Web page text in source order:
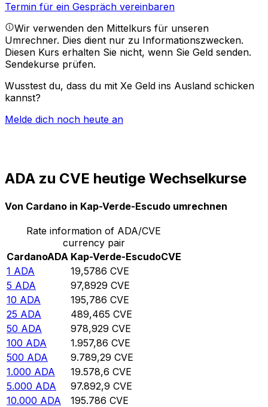
Termin für ein Gespräch vereinbaren
Wir verwenden den Mittelkurs für unseren
Umrechner. Dies dient nur zu Informationszwecken.
Diesen Kurs erhalten Sie nicht, wenn Sie Geld senden.
Sendekurse prüfen.
Wusstest du, dass du mit Xe Geld ins Ausland schicken
kannst?
Melde dich noch heute an
ADA zu CVE heutige Wechselkurse
Von Cardano in Kap-Verde-Escudo umrechnen
Rate information of ADA/CVE
currency pair
CardanoADA Kap-Verde-EscudoCVE
1 ADA 19,5786 CVE
5 ADA 97,8929 CVE
10 ADA 195,786 CVE
25 ADA 489,465 CVE
50 ADA 978,929 CVE
100 ADA 1.957,86 CVE
500 ADA 9.789,29 CVE
1.000 ADA 19.578,6 CVE
5.000 ADA 97.892,9 CVE
10.000 ADA 195.786 CVE